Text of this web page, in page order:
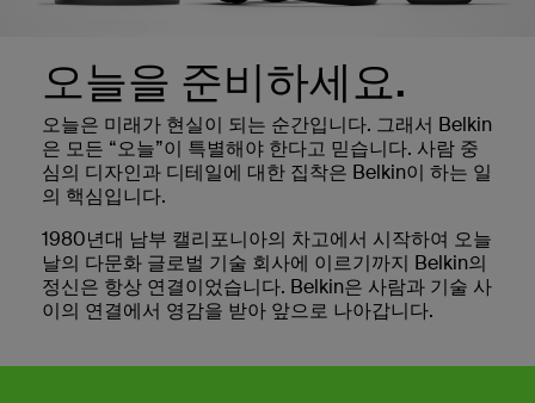
오늘을 준비하세요.
오늘은 미래가 현실이 되는 순간입니다. 그래서 Belkin
은 모든 “오늘”이 특별해야 한다고 믿습니다. 사람 중
심의 디자인과 디테일에 대한 집착은 Belkin이 하는 일
의 핵심입니다.
1980년대 남부 캘리포니아의 차고에서 시작하여 오늘
날의 다문화 글로벌 기술 회사에 이르기까지 Belkin의
정신은 항상 연결이었습니다. Belkin은 사람과 기술 사
이의 연결에서 영감을 받아 앞으로 나아갑니다.